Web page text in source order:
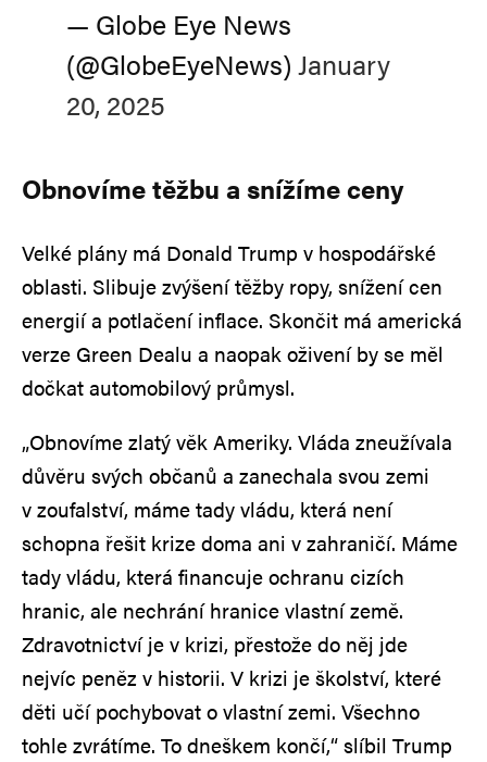
— Globe Eye News
(@GlobeEyeNews) January
20, 2025
Obnovíme těžbu a snížíme ceny
Velké plány má Donald Trump v hospodářské
oblasti. Slibuje zvýšení těžby ropy, snížení cen
energií a potlačení inflace. Skončit má americká
verze Green Dealu a naopak oživení by se měl
dočkat automobilový průmysl.
„Obnovíme zlatý věk Ameriky. Vláda zneužívala
důvěru svých občanů a zanechala svou zemi
v zoufalství, máme tady vládu, která není
schopna řešit krize doma ani v zahraničí. Máme
tady vládu, která financuje ochranu cizích
hranic, ale nechrání hranice vlastní země.
Zdravotnictví je v krizi, přestože do něj jde
nejvíc peněz v historii. V krizi je školství, které
děti učí pochybovat o vlastní zemi. Všechno
tohle zvrátíme. To dneškem končí,“ slíbil Trump